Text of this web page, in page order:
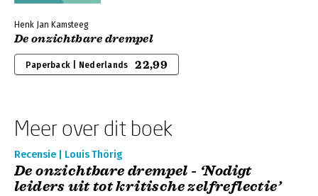
Henk Jan Kamsteeg
De onzichtbare drempel
Paperback | Nederlands 22,99
Meer over dit boek
Recensie | Louis Thörig
De onzichtbare drempel - ‘Nodigt
leiders uit tot kritische zelfreflectie’